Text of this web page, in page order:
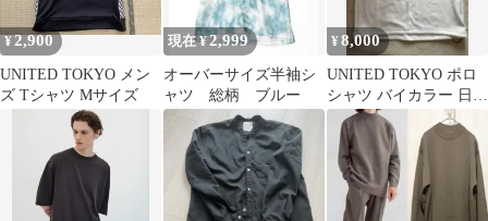
¥2,900
UNITED TOKYO メン
ズ Tシャツ Mサイズ
現在 ¥2,999
オーバーサイズ半袖シ
ャツ 総柄 ブルー
¥8,000
UNITED TOKYO ポロ
シャツ バイカラー 日本
製